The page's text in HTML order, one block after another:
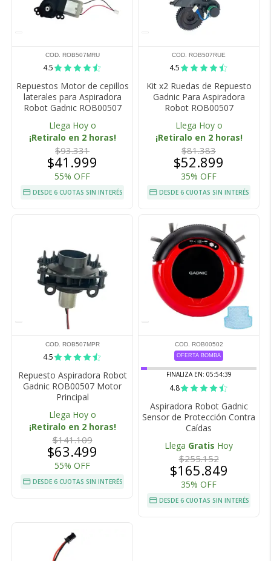
COD. ROB507MRU
4.5
Repuestos Motor de cepillos
laterales para Aspiradora
Robot Gadnic ROB00507
Llega Hoy o
¡Retiralo en 2 horas!
$93.331
$41.999
55% OFF
DESDE 6 CUOTAS SIN INTERÉS
COD. ROB507RUE
4.5
Kit x2 Ruedas de Repuesto
Gadnic Para Aspiradora
Robot ROB00507
Llega Hoy o
¡Retiralo en 2 horas!
$81.383
$52.899
35% OFF
DESDE 6 CUOTAS SIN INTERÉS
COD. ROB507MPR
4.5
Repuesto Aspiradora Robot
Gadnic ROB00507 Motor
Principal
Llega Hoy o
¡Retiralo en 2 horas!
$141.109
$63.499
55% OFF
DESDE 6 CUOTAS SIN INTERÉS
COD. ROB00502
OFERTA BOMBA
FINALIZA EN: 05:54:38
4.8
Aspiradora Robot Gadnic
Sensor de Protección Contra
Caídas
Llega Gratis Hoy
$255.152
$165.849
35% OFF
DESDE 6 CUOTAS SIN INTERÉS